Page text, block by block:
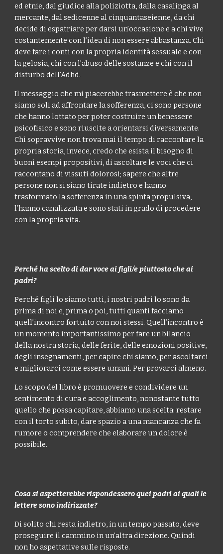
ed etnie, dal giudice alla poliziotta, dalla casalinga al
mercante, dal sedicenne al cinquantaseienne, da chi
decide di espatriare per darsi un’occasione e a chi vive
costantemente con l’idea di non essere abbastanza. Chi
deve fare i conti con la propria identità sessuale e con
la gelosia, chi con l’abuso delle sostanze e chi con il
disturbo dell’Adhd.
Il messaggio che mi piacerebbe trasmettere è che non
siamo soli ad affrontare la sofferenza, ci sono persone
che hanno lottato per poter costruire un benessere
psicofisico e sono riuscite a orientarsi diversamente.
Chi sopravvive non trova mai il tempo di raccontare la
propria storia, invece, credo che esista il bisogno di
buoni esempi propositivi, di ascoltare le voci che ci
raccontano di vissuti dolorosi; sapere che altre
persone non si siano tirate indietro e hanno
trasformato la sofferenza in una spinta propulsiva,
l’hanno canalizzata e sono stati in grado di procedere
con la propria vita.
Perché ha scelto di dar voce ai figli/e piuttosto che ai
padri?
Perché figli lo siamo tutti, i nostri padri lo sono da
prima di noi e, prima o poi, tutti quanti facciamo
quell’incontro fortuito con noi stessi. Quell’incontro è
un momento importantissimo per fare un bilancio
della nostra storia, delle ferite, delle emozioni positive,
degli insegnamenti, per capire chi siamo, per ascoltarci
e migliorarci come essere umani. Per provarci almeno.
Lo scopo del libro è promuovere e condividere un
sentimento di cura e accoglimento, nonostante tutto
quello che possa capitare, abbiamo una scelta: restare
con il torto subito, dare spazio a una mancanza che fa
rumore o comprendere che elaborare un dolore è
possibile.
Cosa si aspetterebbe rispondessero quei padri ai quali le
lettere sono indirizzate?
Di solito chi resta indietro, in un tempo passato, deve
proseguire il cammino in un’altra direzione. Quindi
non ho aspettative sulle risposte.